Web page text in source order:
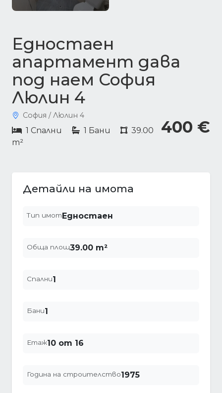
Едностаен
апартамент дава
под наем София
Люлин 4
400 €
София / Люлин 4
1 Спални 1 Бани
39.00
m²
Детайли на имота
Тип имотЕдностаен
Обща площ39.00 m²
Спални1
Бани1
Етаж10 от 16
Година на строителство1975